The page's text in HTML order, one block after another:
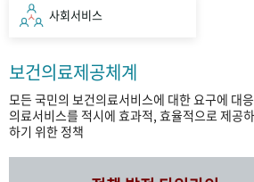
사회서비스
보건의료제공체계
모든 국민의 보건의료서비스에 대한 요구에 대
의료서비스를 적시에 효과적, 효율적으로 제공
하기 위한 정책